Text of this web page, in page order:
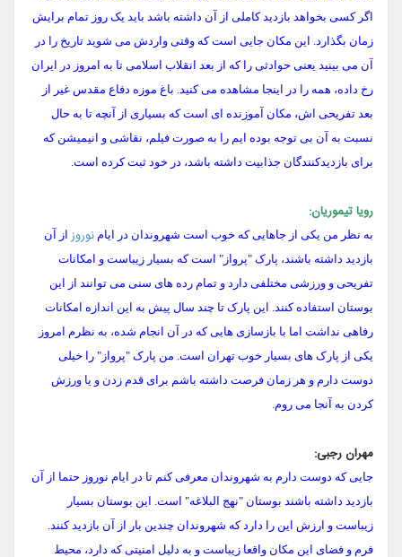
اگر کسی بخواهد بازدید کاملی از آن داشته باشد باید یک روز تمام برایش
زمان بگذارد. این مکان جایی است که وقتی واردش می شوید تاریخ را در
آن می بینید یعنی حوادثی را که از بعد انقلاب اسلامی تا به امروز در ایران
رخ داده، همه را در اینجا مشاهده می کنید. باغ موزه دفاع مقدس غیر از
بعد تفریحی اش، مکان آموزنده ای است که بسیاری از آنچه تا به حال
نسبت به آن بی توجه بوده ایم را به صورت فیلم، نقاشی و انیمیشن که
برای بازدیدکنندگان جذابیت داشته باشد، در خود ثبت کرده است.
رویا تیموریان:
به نظر من یکی از جاهایی که خوب است شهروندان در ایام نوروز از آن
بازدید داشته باشند، پارک "پرواز" است که بسیار زیباست و امکانات
تفریحی و ورزشی مختلفی دارد و تمام رده های سنی می توانند از این
بوستان استفاده کنند. این پارک تا چند سال پیش به این اندازه امکانات
رفاهی نداشت اما با بازسازی هایی که در آن انجام شده، به نظرم امروز
یکی از پارک های بسیار خوب تهران است. من پارک "پرواز" را خیلی
دوست دارم و هر زمان فرصت داشته باشم برای قدم زدن و یا ورزش
کردن به آنجا می روم.
مهران رجبی:
جایی که دوست دارم به شهروندان معرفی کنم تا در ایام نوروز حتما از آن
بازدید داشته باشند بوستان "نهج البلاغه" است. این بوستان بسیار
زیباست و ارزش این را دارد که شهروندان چندین بار از آن بازدید کنند.
فرم و فضای این مکان واقعا زیباست و به دلیل امنیتی که دارد، محیط